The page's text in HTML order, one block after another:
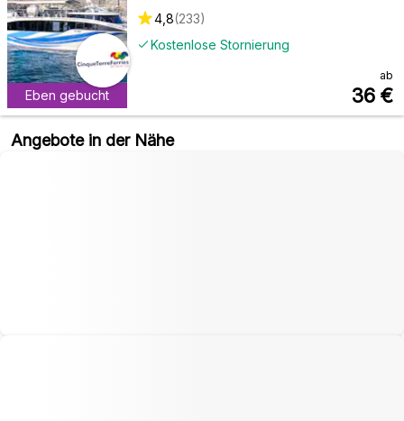
Eben gebucht
Kostenlose Stornierung
4,8(233)
ab
36 €
Angebote in der Nähe